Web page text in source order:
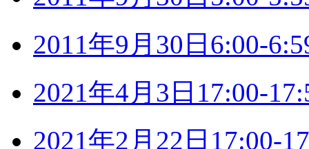
2011年9月30日6:00-
2021年4月3日17:00-
2021年2月22日17:00-